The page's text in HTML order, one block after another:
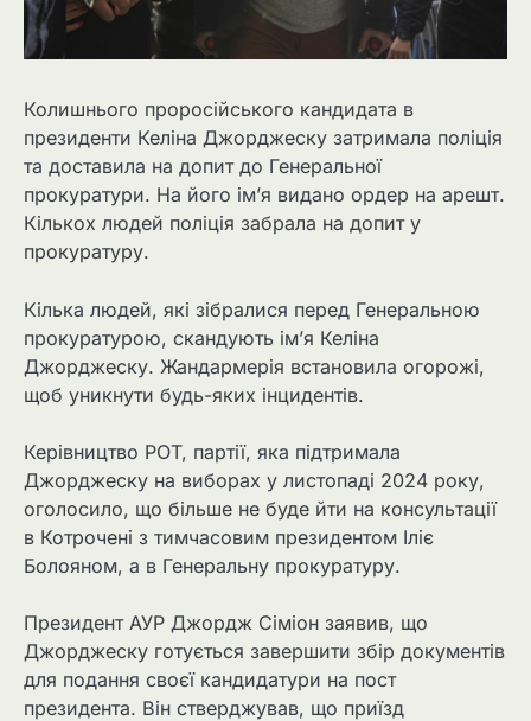
Колишнього проросійського кандидата в
президенти Келіна Джорджеску затримала поліція
та доставила на допит до Генеральної
прокуратури. На його ім’я видано ордер на арешт.
Кількох людей поліція забрала на допит у
прокуратуру.
Кілька людей, які зібралися перед Генеральною
прокуратурою, скандують ім’я Келіна
Джорджеску. Жандармерія встановила огорожі,
щоб уникнути будь-яких інцидентів.
Керівництво POT, партії, яка підтримала
Джорджеску на виборах у листопаді 2024 року,
оголосило, що більше не буде йти на консультації
в Котрочені з тимчасовим президентом Іліє
Болояном, а в Генеральну прокуратуру.
Президент АУР Джордж Сіміон заявив, що
Джорджеску готується завершити збір документів
для подання своєї кандидатури на пост
президента. Він стверджував, що приїзд